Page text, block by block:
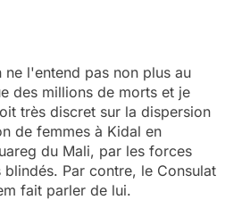
ne l'entend pas non plus au
des millions de morts et je
très discret sur la dispersion
de femmes à Kidal en
du Mali, par les forces
Par contre, le Consulat
fait parler de lui.